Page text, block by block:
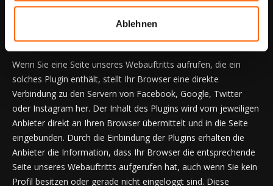
Ablehnen
Auf unserer Website und Apps werden sogenannte Social
Wenn Sie eine Seite unseres Webauftritts aufrufen, die ein
solches Plugin enthält, stellt Ihr Browser eine direkte
Verbindung zu den Servern von Facebook, Google, Twitter
oder Instagram her. Der Inhalt des Plugins wird vom jeweiligen
Anbieter direkt an Ihren Browser übermittelt und in die Seite
eingebunden. Durch die Einbindung der Plugins erhalten die
Anbieter die Information, dass Ihr Browser die entsprechende
Seite unseres Webauftritts aufgerufen hat, auch wenn Sie kein
Profil besitzen oder gerade nicht eingeloggt sind. Diese